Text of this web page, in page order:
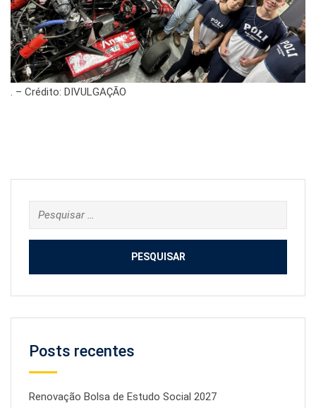
. – Crédito: DIVULGAÇÃO
Pesquisar
por:
Posts recentes
Renovação Bolsa de Estudo Social 2027